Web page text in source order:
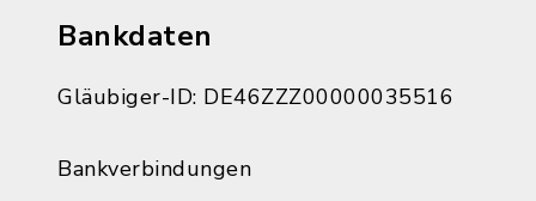
Bankdaten
Gläubiger-ID: DE46ZZZ00000035516
Bankverbindungen